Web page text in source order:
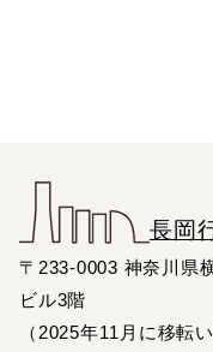
長岡
〒233-0003 神奈川県
ビル3階
（2025年11月に移転